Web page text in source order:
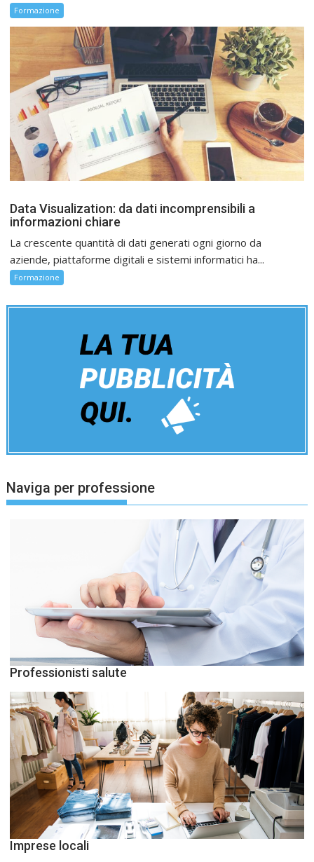
Formazione
Data Visualization: da dati incomprensibili a
informazioni chiare
La crescente quantità di dati generati ogni giorno da
aziende, piattaforme digitali e sistemi informatici ha...
Formazione
Naviga per professione
Professionisti salute
Imprese locali